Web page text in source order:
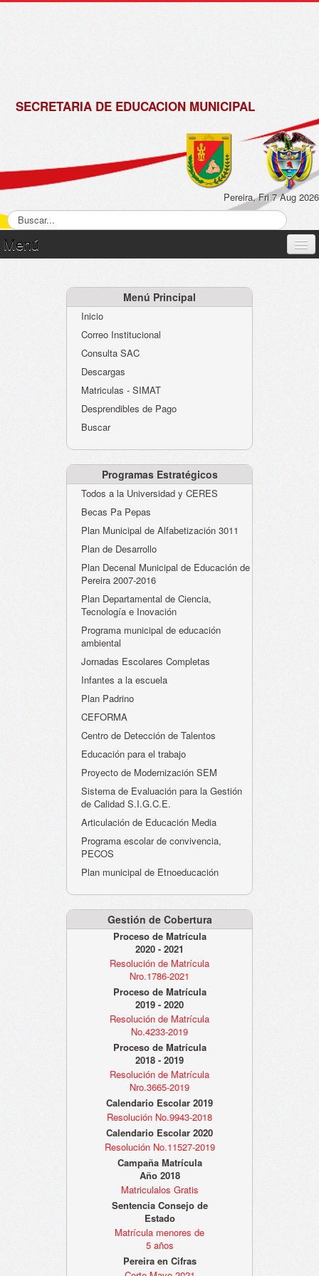
SECRETARIA DE EDUCACION MUNICIPAL
Pereira, Fri 7 Aug 2026
Menú
Atención al Ciudadano
Instituciones Educativas
Despacho Secretaría
Evaluación desempeño
Humano-Cesantías
Menú Principal
Inicio
Correo Institucional
Consulta SAC
Descargas
Matriculas - SIMAT
Desprendibles de Pago
Buscar
Programas Estratégicos
Todos a la Universidad y CERES
Becas Pa Pepas
Plan Municipal de Alfabetización 3011
Plan de Desarrollo
Plan Decenal Municipal de Educación de
Pereira 2007-2016
Plan Departamental de Ciencia,
Tecnología e Inovación
Programa municipal de educación
ambiental
Jornadas Escolares Completas
Infantes a la escuela
Plan Padrino
CEFORMA
Centro de Detección de Talentos
Educación para el trabajo
Proyecto de Modernización SEM
Sistema de Evaluación para la Gestión
de Calidad S.I.G.C.E.
Articulación de Educación Media
Programa escolar de convivencia,
PECOS
Plan municipal de Etnoeducación
Gestión de Cobertura
Proceso de Matrícula
2020 - 2021
Resolución de Matrícula
Nro.1786-2021
Proceso de Matrícula
2019 - 2020
Resolución de Matrícula
No.4233-2019
Proceso de Matrícula
2018 - 2019
Resolución de Matrícula
Nro.3665-2019
Calendario Escolar 2019
Resolución No.9943-2018
Calendario Escolar 2020
Resolución No.11527-2019
Campaña Matrícula
Año 2018
Matriculalos Gratis
Sentencia Consejo de
Estado
Matrícula menores de
5 años
Pereira en Cifras
de